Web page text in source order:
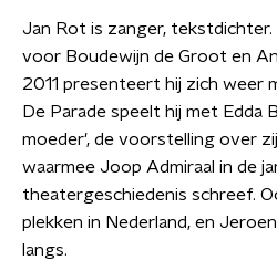
Jan Rot is zanger, tekstdichter.
voor Boudewijn de Groot en
2011 presenteert hij zich weer
De Parade speelt hij met Edda
moeder', de voorstelling over
waarmee Joop Admiraal in de
theatergeschiedenis schreef.
plekken in Nederland, en
langs.